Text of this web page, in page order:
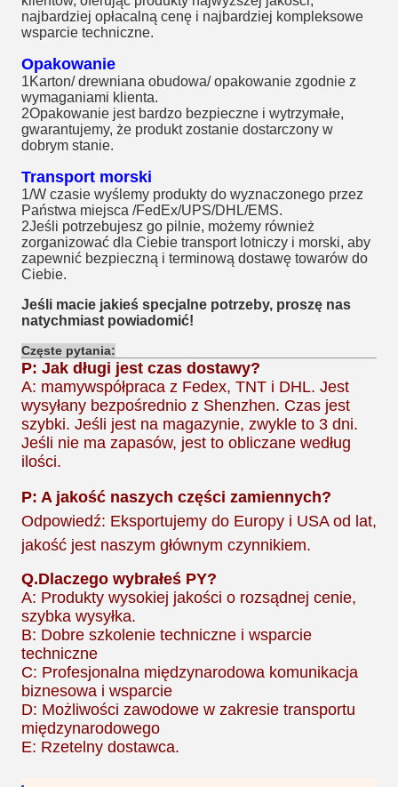
najbardziej opłacalną cenę i najbardziej kompleksowe
wsparcie techniczne.
Opakowanie
1Karton/ drewniana obudowa/ opakowanie zgodnie z
wymaganiami klienta.
2Opakowanie jest bardzo bezpieczne i wytrzymałe,
gwarantujemy, że produkt zostanie dostarczony w
dobrym stanie.
Transport morski
1/W czasie wyślemy produkty do wyznaczonego przez
Państwa miejsca /FedEx/UPS/DHL/EMS.
2Jeśli potrzebujesz go pilnie, możemy również
zorganizować dla Ciebie transport lotniczy i morski, aby
zapewnić bezpieczną i terminową dostawę towarów do
Ciebie.
Jeśli macie jakieś specjalne potrzeby, proszę nas
natychmiast powiadomić!
Częste pytania:
P: Jak długi jest czas dostawy?
A: mamywspółpraca z Fedex, TNT i DHL. Jest
wysyłany bezpośrednio z Shenzhen. Czas jest
szybki. Jeśli jest na magazynie, zwykle to 3 dni.
Jeśli nie ma zapasów, jest to obliczane według
ilości.
P: A jakość naszych części zamiennych?
Odpowiedź: Eksportujemy do Europy i USA od lat,
jakość jest naszym głównym czynnikiem.
Q.Dlaczego wybrałeś PY?
A: Produkty wysokiej jakości o rozsądnej cenie,
szybka wysyłka.
B: Dobre szkolenie techniczne i wsparcie
techniczne
C: Profesjonalna międzynarodowa komunikacja
biznesowa i wsparcie
D: Możliwości zawodowe w zakresie transportu
międzynarodowego
E: Rzetelny dostawca.